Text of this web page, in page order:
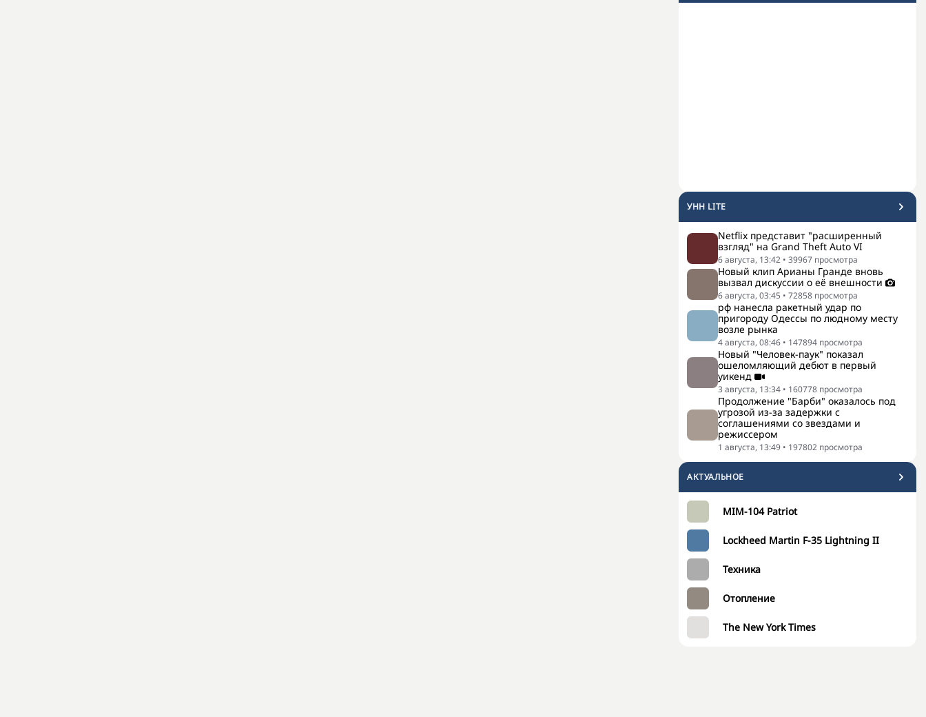
УНН LITE
Netflix представит "расширенный
взгляд" на Grand Theft Auto VI
6 августа, 13:42 • 39967 просмотра
Новый клип Арианы Гранде вновь
вызвал дискуссии о её внешности
6 августа, 03:45 • 72858 просмотра
рф нанесла ракетный удар по
пригороду Одессы по людному месту
возле рынка
4 августа, 08:46 • 147894 просмотра
Новый "Человек-паук" показал
ошеломляющий дебют в первый
уикенд
3 августа, 13:34 • 160778 просмотра
Продолжение "Барби" оказалось под
угрозой из-за задержки с
соглашениями со звездами и
режиссером
1 августа, 13:49 • 197802 просмотра
АКТУАЛЬНОЕ
MIM-104 Patriot
Lockheed Martin F-35 Lightning II
Техника
Отопление
The New York Times